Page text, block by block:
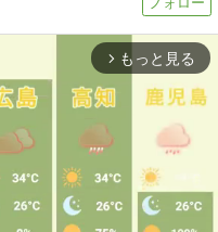
arrow_forward_ios もっと見る